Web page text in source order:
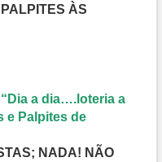
ÀS
a dia….loteria a
e Palpites de
NADA! NÃO